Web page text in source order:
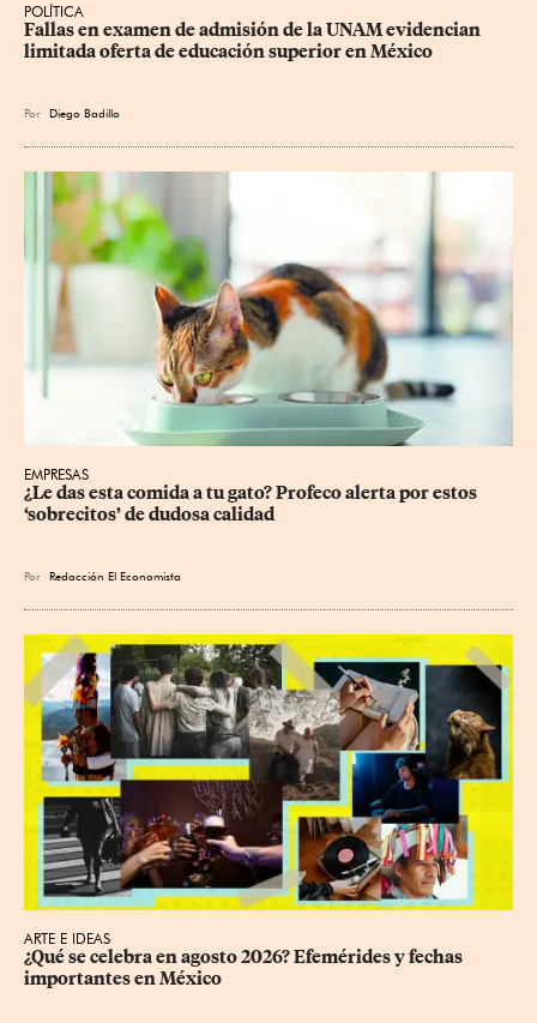
POLÍTICA
Fallas en examen de admisión de la UNAM evidencian
limitada oferta de educación superior en México
Por Diego Badillo
EMPRESAS
¿Le das esta comida a tu gato? Profeco alerta por estos
‘sobrecitos’ de dudosa calidad
Por Redacción El Economista
ARTE E IDEAS
¿Qué se celebra en agosto 2026? Efemérides y fechas
importantes en México